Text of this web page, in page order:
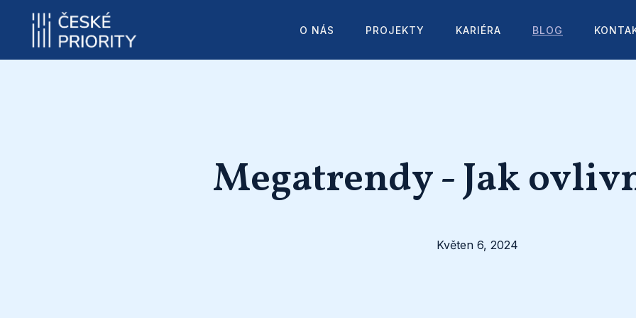
O NÁS PROJEKTY KARIÉRA BLOG
Megatrendy - Jak
Květen 6, 2024